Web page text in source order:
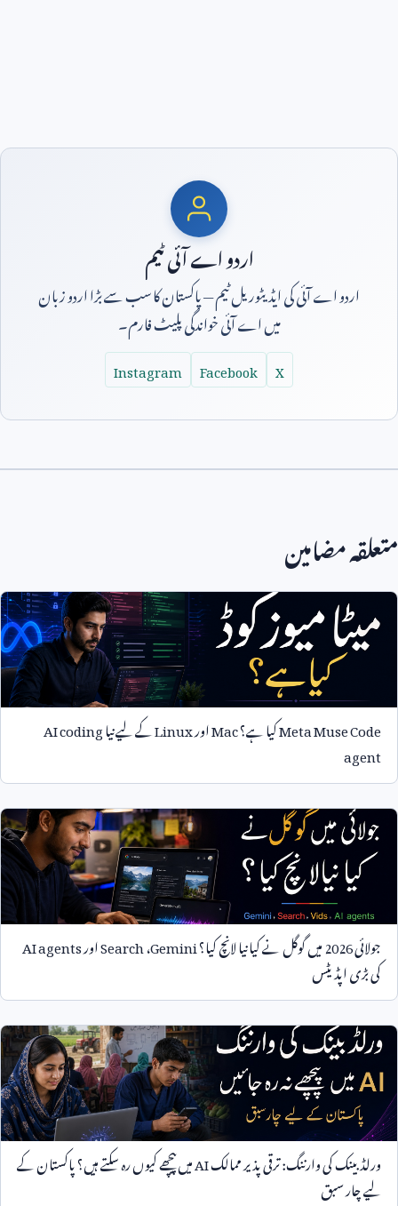
اردو اے آئی ٹیم
اردو اے آئی کی ایڈیٹوریل ٹیم — پاکستان کا سب سے بڑا اردو زبان
میں اے آئی خواندگی پلیٹ فارم۔
X
Facebook
Instagram
متعلقہ مضامین
Meta Muse Codeکیا ہے؟MacاورLinuxکے لیے نیاAI coding
agent
جولائی2026میں گوگل نے کیا نیا لانچ کیا؟Gemini،SearchاورAI agents
کی بڑی اپڈیٹس
ورلڈ بینک کی وارننگ: ترقی پذیر ممالکAIمیں پیچھے کیوں رہ سکتے ہیں؟ پاکستان کے
لیے چار سبق